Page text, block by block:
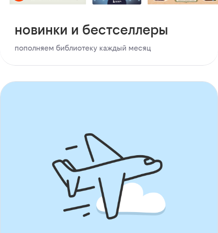
новинки и бестселлеры
пополняем библиотеку каждый месяц